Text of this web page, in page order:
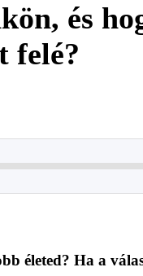
és
felé?
életed? Ha a